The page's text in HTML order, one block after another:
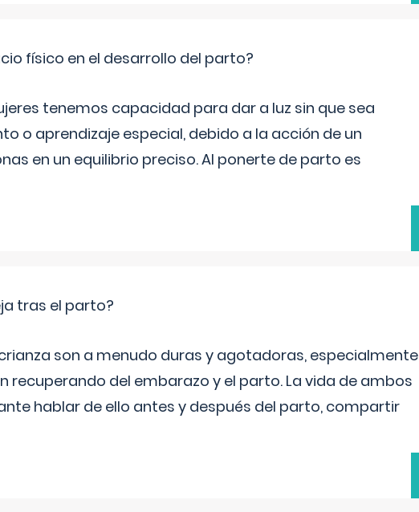
físico en el desarrollo del parto?
tenemos capacidad para dar a luz sin que sea
o aprendizaje especial, debido a la acción de un
en un equilibrio preciso. Al ponerte de parto es
tras el parto?
son a menudo duras y agotadoras, especialmente
recuperando del embarazo y el parto. La vida de ambos
hablar de ello antes y después del parto, compartir